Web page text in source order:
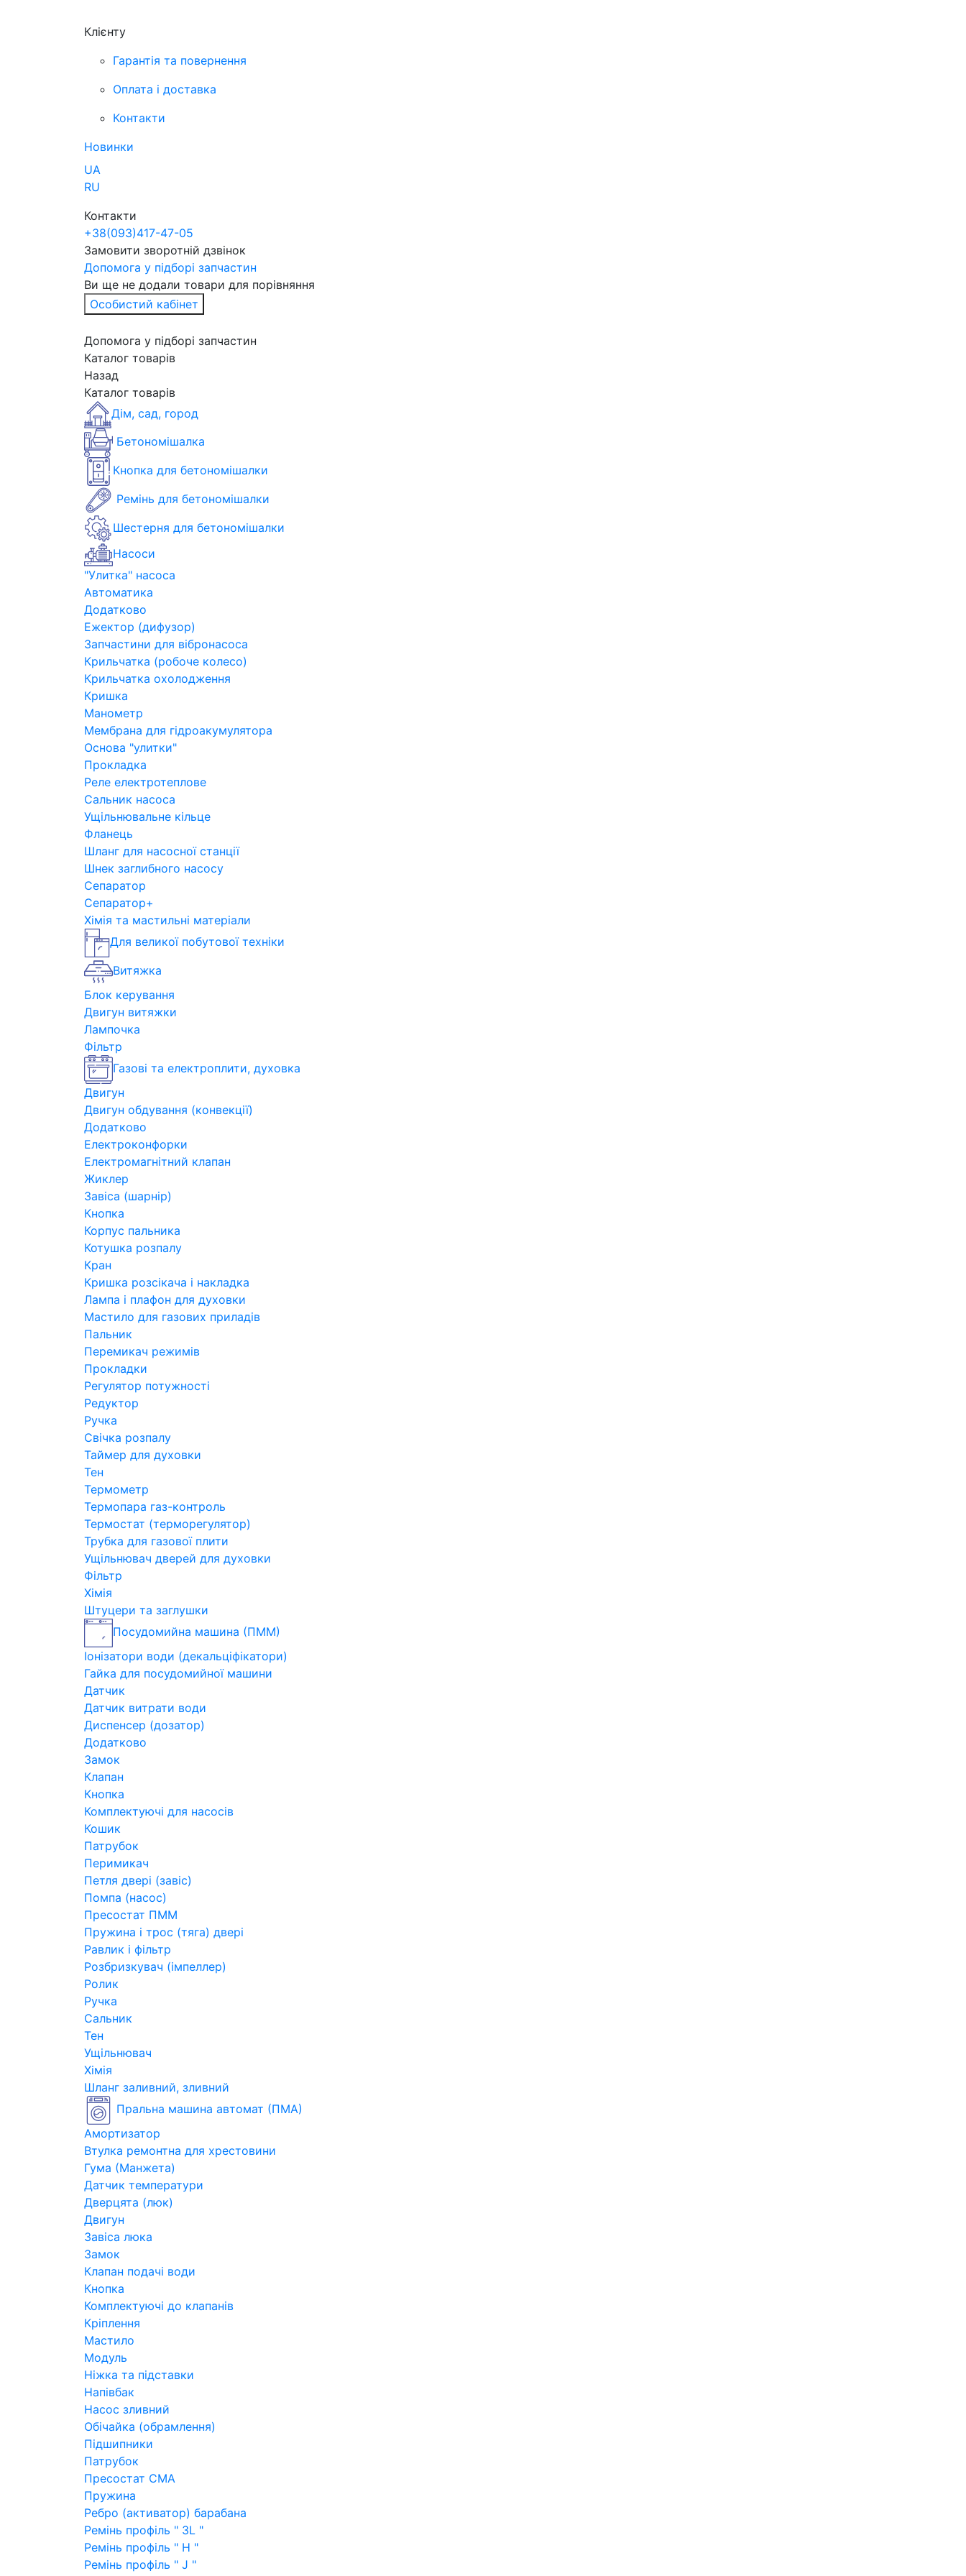
Клієнту
Гарантія та повернення
Оплата і доставка
Контакти
Новинки
UA
RU
Контакти
+38(093)417-47-05
Замовити зворотній дзвінок
Допомога у підборі запчастин
Ви ще не додали товари для порівняння
Особистий кабінет
Допомога у підборі запчастин
Каталог товарів
Назад
Каталог товарів
Дім, сад, город
Бетономішалка
Кнопка для бетономішалки
Ремінь для бетономішалки
Шестерня для бетономішалки
Насоси
"Улитка" насоса
Автоматика
Додатково
Ежектор (дифузор)
Запчастини для вібронасоса
Крильчатка (робоче колесо)
Крильчатка охолодження
Кришка
Манометр
Мембрана для гідроакумулятора
Основа "улитки"
Прокладка
Реле електротеплове
Сальник насоса
Ущільнювальне кільце
Фланець
Шланг для насосної станції
Шнек заглибного насосу
Сепаратор
Сепаратор+
Хімія та мастильні матеріали
Для великої побутової техніки
Витяжка
Блок керування
Двигун витяжки
Лампочка
Фільтр
Газові та електроплити, духовка
Двигун
Двигун обдування (конвекції)
Додатково
Електроконфорки
Електромагнітний клапан
Жиклер
Завіса (шарнір)
Кнопка
Корпус пальника
Котушка розпалу
Кран
Кришка розсікача і накладка
Лампа і плафон для духовки
Мастило для газових приладів
Пальник
Перемикач режимів
Прокладки
Регулятор потужності
Редуктор
Ручка
Свічка розпалу
Таймер для духовки
Тен
Термометр
Термопара газ-контроль
Термостат (терморегулятор)
Трубка для газової плити
Ущільнювач дверей для духовки
Фільтр
Хімія
Штуцери та заглушки
Посудомийна машина (ПММ)
Іонізатори води (декальціфікатори)
Гайка для посудомийної машини
Датчик
Датчик витрати води
Диспенсер (дозатор)
Додатково
Замок
Клапан
Кнопка
Комплектуючі для насосів
Кошик
Патрубок
Перимикач
Петля двері (завіс)
Помпа (насос)
Пресостат ПММ
Пружина і трос (тяга) двері
Равлик і фільтр
Розбризкувач (імпеллер)
Ролик
Ручка
Сальник
Тен
Ущільнювач
Хімія
Шланг заливний, зливний
Пральна машина автомат (ПМА)
Амортизатор
Втулка ремонтна для хрестовини
Гума (Манжета)
Датчик температури
Дверцята (люк)
Двигун
Завіса люка
Замок
Клапан подачі води
Кнопка
Комплектуючі до клапанів
Кріплення
Мастило
Модуль
Ніжка та підставки
Напівбак
Насос зливний
Обічайка (обрамлення)
Підшипники
Патрубок
Пресостат СМА
Пружина
Ребро (активатор) барабана
Ремінь профіль " 3L "
Ремінь профіль " H "
Ремінь профіль " J "